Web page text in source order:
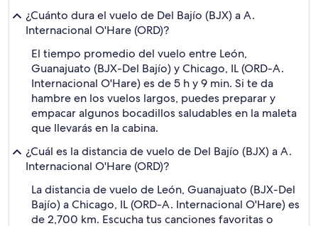
¿Cuánto dura el vuelo de Del Bajío (BJX) a A.
Internacional O'Hare (ORD)?
El tiempo promedio del vuelo entre León,
Guanajuato (BJX-Del Bajío) y Chicago, IL (ORD-A.
Internacional O'Hare) es de 5 h y 9 min. Si te da
hambre en los vuelos largos, puedes preparar y
empacar algunos bocadillos saludables en la maleta
que llevarás en la cabina.
¿Cuál es la distancia de vuelo de Del Bajío (BJX) a A.
Internacional O'Hare (ORD)?
La distancia de vuelo de León, Guanajuato (BJX-Del
Bajío) a Chicago, IL (ORD-A. Internacional O'Hare) es
de 2,700 km. Escucha tus canciones favoritas o